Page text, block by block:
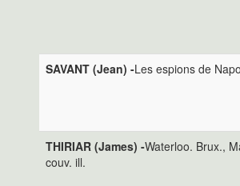
SAVANT (Jean) -Les espions de
THIRIAR (James) -Waterloo. Brux.,
couv. ill.